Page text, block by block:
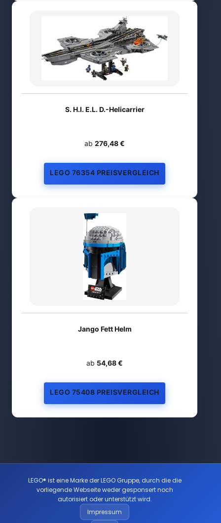
S. H.I. E.L. D.-Helicarrier
ab 276,48 €
LEGO 76354 PREISVERGLEICH
Jango Fett Helm
ab 54,68 €
LEGO 75408 PREISVERGLEICH
LEGO® ist eine Marke der LEGO Gruppe, durch die die
vorliegende Webseite weder gesponsert noch
autorisiert oder unterstützt wird.
Impressum